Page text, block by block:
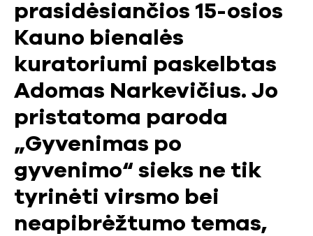
prasidėsiančios 15-osios
Kauno bienalės
kuratoriumi paskelbtas
Adomas Narkevičius. Jo
pristatoma paroda
„Gyvenimas po
gyvenimo“ sieks ne tik
tyrinėti virsmo bei
neapibrėžtumo temas,